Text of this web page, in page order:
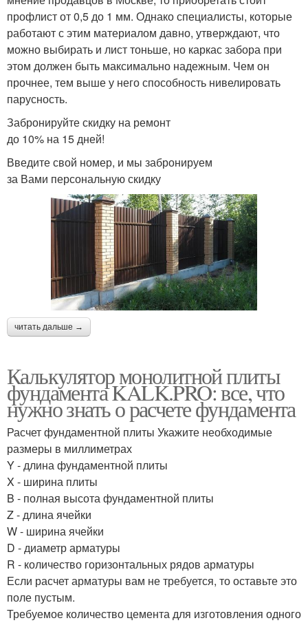
профлист от 0,5 до 1 мм. Однако специалисты, которые
работают с этим материалом давно, утверждают, что
можно выбирать и лист тоньше, но каркас забора при
этом должен быть максимально надежным. Чем он
прочнее, тем выше у него способность нивелировать
парусность.
Забронируйте скидку на ремонт
до 10% на 15 дней!
Введите свой номер, и мы забронируем
за Вами персональную скидку
читать дальше →
Калькулятор монолитной плиты
фундамента KALK.PRO: все, что
нужно знать о расчете фундамента
Расчет фундаментной плиты Укажите необходимые
размеры в миллиметрах
Y - длина фундаментной плиты
X - ширина плиты
B - полная высота фундаментной плиты
Z - длина ячейки
W - ширина ячейки
D - диаметр арматуры
R - количество горизонтальных рядов арматуры
Если расчет арматуры вам не требуется, то оставьте это
поле пустым.
Требуемое количество цемента для изготовления одного